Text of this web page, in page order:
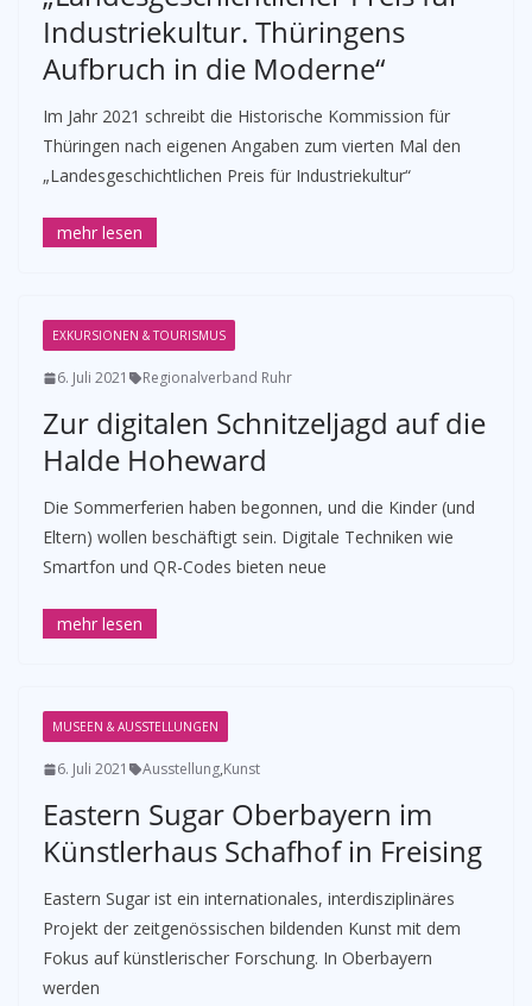
Industriekultur. Thüringens
Aufbruch in die Moderne“
Im Jahr 2021 schreibt die Historische Kommission für
Thüringen nach eigenen Angaben zum vierten Mal den
„Landesgeschichtlichen Preis für Industriekultur“
EXKURSIONEN & TOURISMUS
6. Juli 2021 Regionalverband Ruhr
Zur digitalen Schnitzeljagd auf die
Halde Hoheward
Die Sommerferien haben begonnen, und die Kinder (und
Eltern) wollen beschäftigt sein. Digitale Techniken wie
Smartfon und QR-Codes bieten neue
MUSEEN & AUSSTELLUNGEN
6. Juli 2021 Ausstellung,Kunst
Eastern Sugar Oberbayern im
Künstlerhaus Schafhof in Freising
Eastern Sugar ist ein internationales, interdisziplinäres
Projekt der zeitgenössischen bildenden Kunst mit dem
Fokus auf künstlerischer Forschung. In Oberbayern
werden